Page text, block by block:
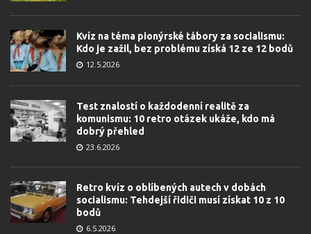
Kvíz na téma pionýrské tábory za socialismu:
Kdo je zažil, bez problému získá 12 ze 12 bodů
12.5.2026
Test znalostí o každodenní realitě za
komunismu: 10 retro otázek ukáže, kdo má
dobrý přehled
23.6.2026
Retro kvíz o oblíbených autech v dobách
socialismu: Tehdejší řidiči musí získat 10 z 10
bodů
6.5.2026